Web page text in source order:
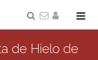
de Hielo de